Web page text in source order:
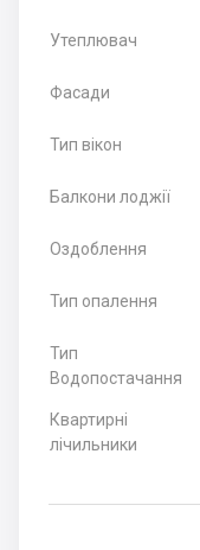
Утеплювач
Фасади
Тип вікон
Балкони лоджії
Оздоблення
Тип опалення
Тип
Водопостачання
Квартирні
лічильники